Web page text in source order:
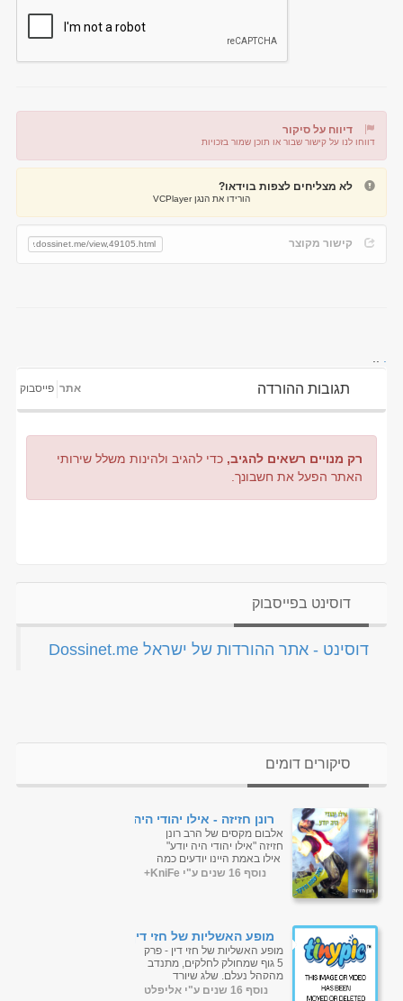
דיווח על סיקור
דווחו לנו על קישור שבור או תוכן שמור בזכויות
דיווח על קישור שבור
לא מצליחים לצפות בוידאו?
הורידו את הנגן VCPlayer
קישור מקוצר
תגובות ההורדה אתר פייסבוק
רק מנויים רשאים להגיב, כדי להגיב ולהינות משלל שירותי
האתר הפעל את חשבונך.
דוסינט בפייסבוק
‏דוסינט - אתר ההורדות של ישראל Dossinet.me‏
סיקורים דומים
רונן חזיזה - אילו יהודי היה
יודע
אלבום מקסים של הרב רונן
חזיזה "אילו יהודי היה יודע"
אילו באמת היינו יודעים כמה
השם אוהב אותנו :) ...
נוסף 16 שנים ע"י KniFe+
מופע האשליות של חזי דין
- פרק 5
מופע האשליות של חזי דין - פרק
5 גוף שמחולק לחלקים, מתנדב
מהקהל נעלם, שלג שיורד
באמצע הקיץ. נשמע לכם
נוסף 16 שנים ע"י אליפלט